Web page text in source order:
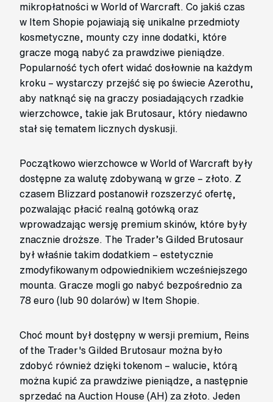
mikropłatności w World of Warcraft. Co jakiś czas
w Item Shopie pojawiają się unikalne przedmioty
kosmetyczne, mounty czy inne dodatki, które
gracze mogą nabyć za prawdziwe pieniądze.
Popularność tych ofert widać dosłownie na każdym
kroku – wystarczy przejść się po świecie Azerothu,
aby natknąć się na graczy posiadających rzadkie
wierzchowce, takie jak Brutosaur, który niedawno
stał się tematem licznych dyskusji.
Początkowo wierzchowce w World of Warcraft były
dostępne za walutę zdobywaną w grze – złoto. Z
czasem Blizzard postanowił rozszerzyć ofertę,
pozwalając płacić realną gotówką oraz
wprowadzając wersję premium skinów, które były
znacznie droższe. The Trader’s Gilded Brutosaur
był właśnie takim dodatkiem – estetycznie
zmodyfikowanym odpowiednikiem wcześniejszego
mounta. Gracze mogli go nabyć bezpośrednio za
78 euro (lub 90 dolarów) w Item Shopie.
Choć mount był dostępny w wersji premium, Reins
of the Trader's Gilded Brutosaur można było
zdobyć również dzięki tokenom – walucie, którą
można kupić za prawdziwe pieniądze, a następnie
sprzedać na Auction House (AH) za złoto. Jeden